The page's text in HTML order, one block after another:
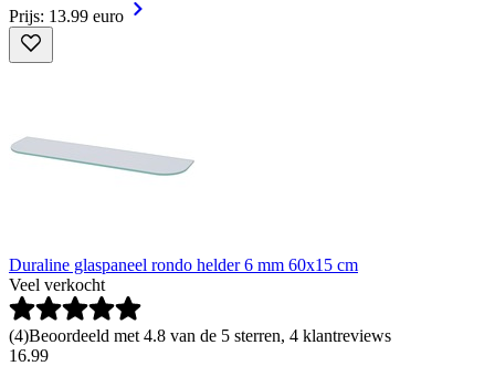
Prijs: 13.99 euro
Duraline glaspaneel rondo helder 6 mm 60x15 cm
Veel verkocht
(4)Beoordeeld met 4.8 van de 5 sterren, 4 klantreviews
16.99